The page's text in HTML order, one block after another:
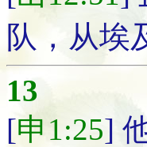
队，从埃
13
[申1:25]